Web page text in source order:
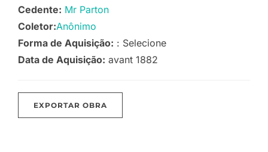
Cedente: Mr Parton
Coletor:Anônimo
Forma de Aquisição: : Selecione
Data de Aquisição: avant 1882
EXPORTAR OBRA